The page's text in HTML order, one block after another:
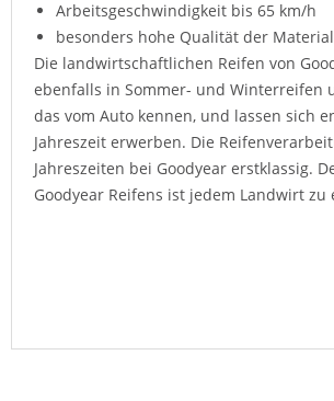
Arbeitsgeschwindigkeit bis 65 km/h
besonders hohe Qualität der
Die landwirtschaftlichen Reifen von
ebenfalls in Sommer- und Winterreifen
das vom Auto kennen, und lassen sich
Jahreszeit erwerben. Die
Jahreszeiten bei Goodyear erstklassig.
Goodyear Reifens ist jedem Landwirt zu